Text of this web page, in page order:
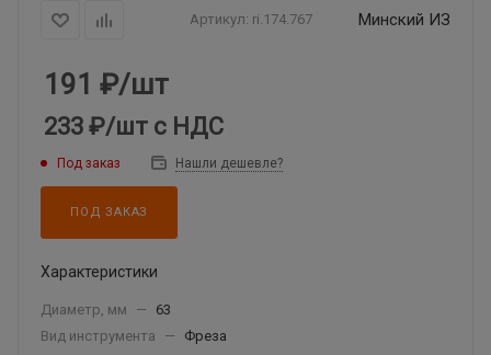
Артикул: ri.174.767 Минский ИЗ
191 ₽/шт
233 ₽/шт с НДС
Под заказ Нашли дешевле?
ПОД ЗАКАЗ
Характеристики
Диаметр, мм —
63
Вид инструмента
—
Фреза